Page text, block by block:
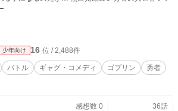
少年向け 16 位 / 2,488件
バトル ギャグ・コメディ ゴブリン
勇者
感想数 0
36話